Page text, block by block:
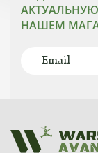
НАШЕМ